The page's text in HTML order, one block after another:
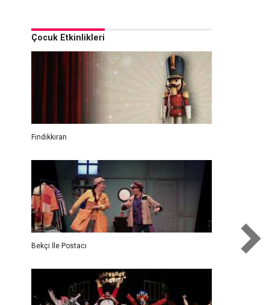
Çocuk Etkinlikleri
Fındıkkıran
Bekçi İle Postacı